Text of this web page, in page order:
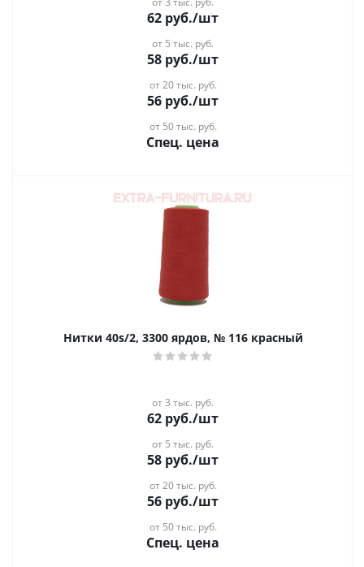
62 руб./шт
от 5 тыс. руб.
58 руб./шт
от 20 тыс. руб.
56 руб./шт
от 50 тыс. руб.
Спец. цена
Нитки 40s/2, 3300 ярдов, № 116 красный
от 3 тыс. руб.
62 руб./шт
от 5 тыс. руб.
58 руб./шт
от 20 тыс. руб.
56 руб./шт
от 50 тыс. руб.
Спец. цена